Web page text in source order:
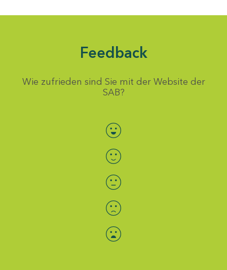
Feedback
Wie zufrieden sind Sie mit der Website der
SAB?
Bewertung auswählen